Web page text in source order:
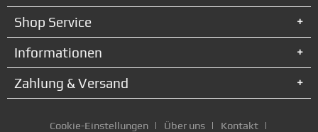
Shop Service
Informationen
Zahlung & Versand
Cookie-Einstellungen Über uns Kontakt